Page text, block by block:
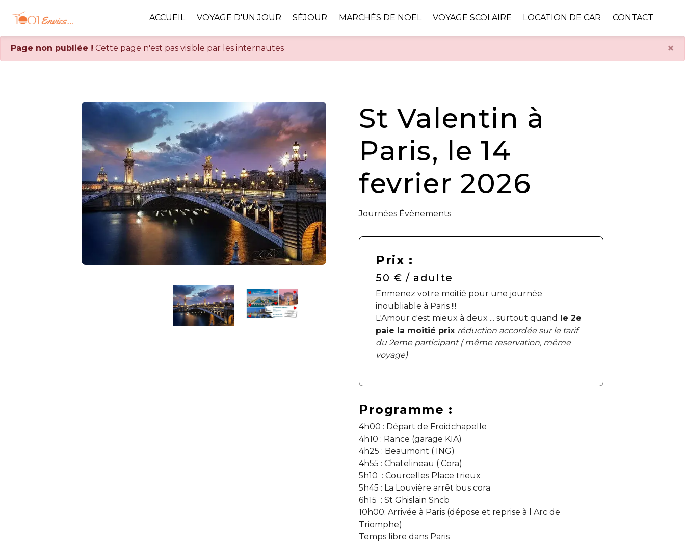
ACCUEIL VOYAGE D'UN JOUR SÉJOUR MARCHÉS DE NOËL VOYAGE SCOLAIRE LOCATION DE CAR CONTACT
×
Page non publiée ! Cette page n'est pas visible par les internautes
St Valentin à
Paris, le 14
fevrier 2026
Journées Évènements
Prix :
50 € / adulte
Enmenez votre moitié pour une journée
inoubliable à Paris !!!
L'Amour c'est mieux à deux ... surtout quand le 2e
paie la moitié prix réduction accordée sur le tarif
du 2eme participant ( même reservation, même
voyage)
Programme :
4h00 : Départ de Froidchapelle
4h10 : Rance (garage KIA)
4h25 : Beaumont ( ING)
4h55 : Chatelineau ( Cora)
5h10 : Courcelles Place trieux
5h45 : La Louvière arrêt bus cora
6h15 : St Ghislain Sncb
10h00: Arrivée à Paris (dépose et reprise à l Arc de
Triomphe)
Temps libre dans Paris